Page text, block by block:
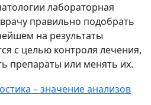
лабораторная
правильно подобрать
на результаты
с целью контроля лечения,
препараты или менять их.